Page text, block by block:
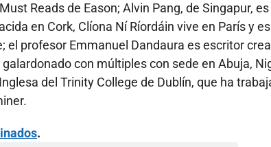
Reads de Eason; Alvin Pang, de Singapur, es
en Cork, Clíona Ní Ríordáin vive en París y es
el profesor Emmanuel Dandaura es escritor
con múltiples con sede en Abuja,
del Trinity College de Dublín, que ha
.